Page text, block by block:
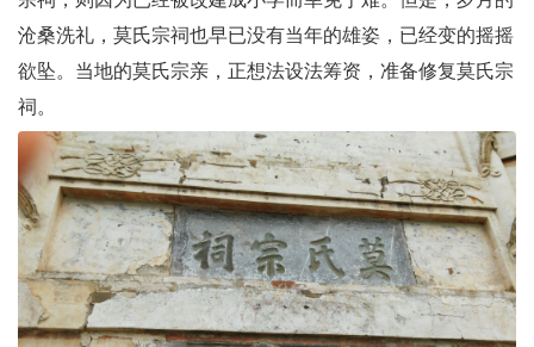
沧桑洗礼，莫氏宗祠也早已没有当年的雄姿，已经变的摇摇
欲坠。当地的莫氏宗亲，正想法设法筹资，准备修复莫氏宗
祠。